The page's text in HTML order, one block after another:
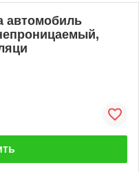
автомобиль